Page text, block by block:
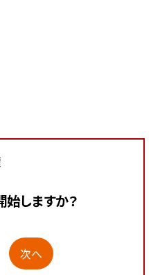
しますか？
次へ